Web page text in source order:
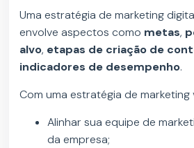
Uma estratégia de marketing
envolve aspectos como metas,
alvo, etapas de criação de
indicadores de desempenho.
Com uma estratégia de
Alinhar sua equipe de
da empresa;